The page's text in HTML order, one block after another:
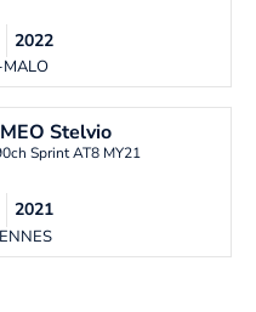
MALO
2022
Stelvio
Sprint AT8 MY21
2021